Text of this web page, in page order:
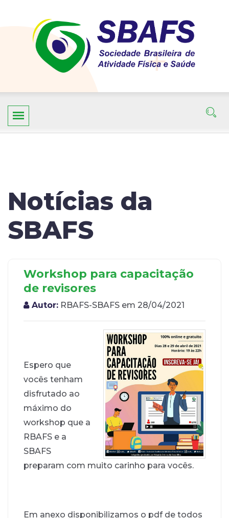
Notícias da
SBAFS
Workshop para capacitação
de revisores
Autor: RBAFS-SBAFS em 28/04/2021
Espero que
vocês tenham
disfrutado ao
máximo do
workshop que a
RBAFS e a
SBAFS
preparam com muito carinho para vocês.
Em anexo disponibilizamos o pdf de todos